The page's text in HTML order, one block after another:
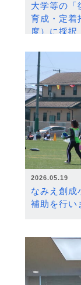
大学等の「
育成・定着
度）に採択
2026.05.19
なみえ創成
補助を行い